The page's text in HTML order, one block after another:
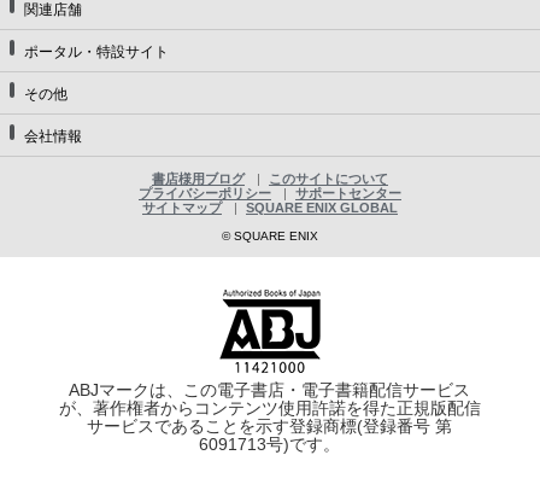
関連店舗
ポータル・特設サイト
その他
会社情報
書店様用ブログ
このサイトについて
プライバシーポリシー
サポートセンター
サイトマップ
SQUARE ENIX GLOBAL
© SQUARE ENIX
ABJマークは、この電子書店・電子書籍配信サービス
が、著作権者からコンテンツ使用許諾を得た正規版配信
サービスであることを示す登録商標(登録番号 第
6091713号)です。